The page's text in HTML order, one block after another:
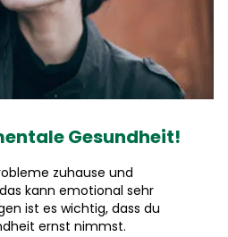
Gesundheit!
zuhause und
kann emotional sehr
ist es wichtig, dass du
ernst nimmst.